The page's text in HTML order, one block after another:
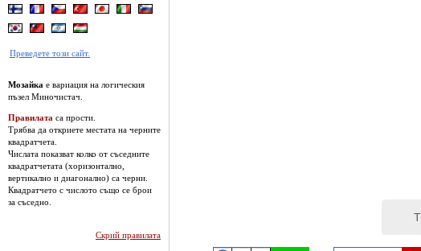
Преведете този сайт.
Мозайка е вариация на логическия
пъзел Миночистач.
Правилата са прости.
Трябва да откриете местата на черните
квадратчета.
Числата показват колко от съседните
квадратчетата (хоризонтално,
вертикално и диагонално) са черни.
Квадратчето с числото също се брои
за съседно.
Скрий правилата